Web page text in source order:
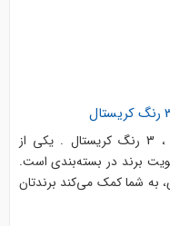
چاپ روی چسب پهن تک رنگ ، 2 رنگ ، 3 رنگ کریستال . یکی از
برند در بسته‌بندی است.
به شما کمک می‌کند برندتان